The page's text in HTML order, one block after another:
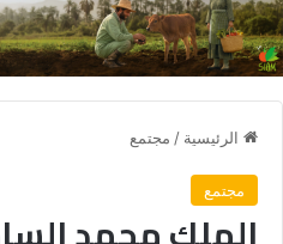
الرئيسية / مجتمع
مجتمع